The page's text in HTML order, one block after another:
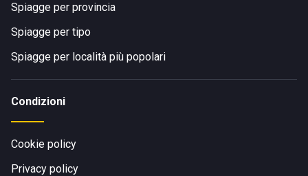
Spiagge per provincia
Spiagge per tipo
Spiagge per località più popolari
Condizioni
Cookie policy
Privacy policy